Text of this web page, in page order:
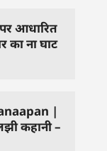
आधारित
का ना घाट
|
कहानी –